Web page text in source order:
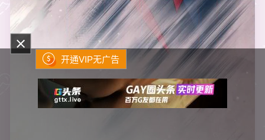
开通VIP无广告